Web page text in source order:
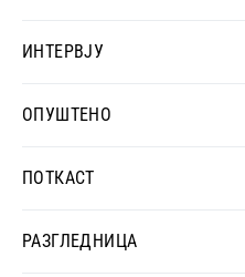
ИНТЕРВЈУ
ОПУШТЕНО
ПОТКАСТ
РАЗГЛЕДНИЦА